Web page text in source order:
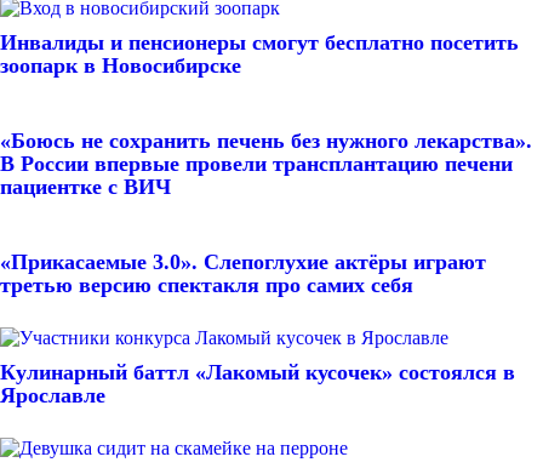
Инвалиды и пенсионеры смогут бесплатно посетить
зоопарк в Новосибирске
«Боюсь не сохранить печень без нужного лекарства».
В России впервые провели трансплантацию печени
пациентке с ВИЧ
«Прикасаемые 3.0». Слепоглухие актёры играют
третью версию спектакля про самих себя
Кулинарный баттл «Лакомый кусочек» состоялся в
Ярославле